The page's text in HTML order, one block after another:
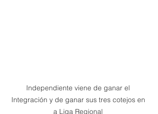
Independiente viene de ganar el
Integración y de ganar sus tres cotejos en
a Liga Regional